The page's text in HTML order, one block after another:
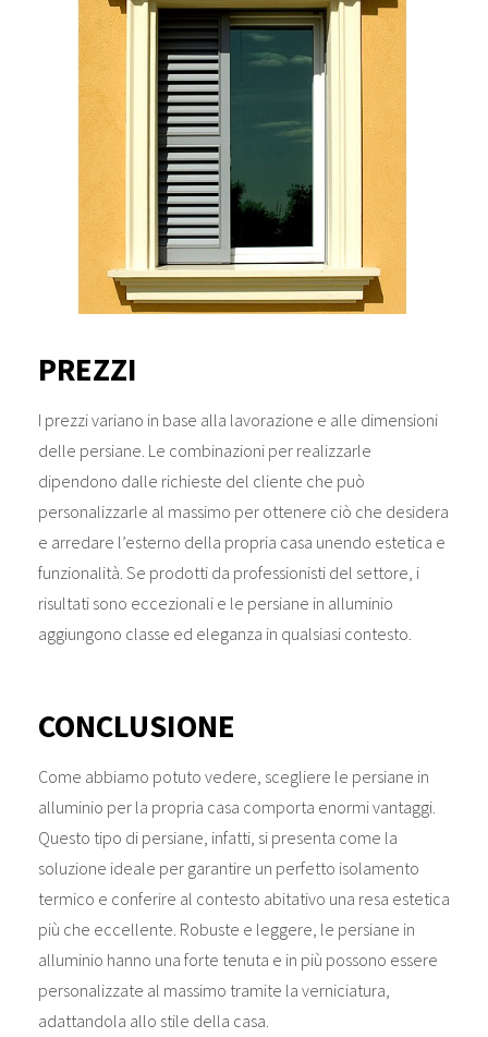
PREZZI
I prezzi variano in base alla lavorazione e alle dimensioni
delle persiane. Le combinazioni per realizzarle
dipendono dalle richieste del cliente che può
personalizzarle al massimo per ottenere ciò che desidera
e arredare l’esterno della propria casa unendo estetica e
funzionalità. Se prodotti da professionisti del settore, i
risultati sono eccezionali e le persiane in alluminio
aggiungono classe ed eleganza in qualsiasi contesto.
CONCLUSIONE
Come abbiamo potuto vedere, scegliere le persiane in
alluminio per la propria casa comporta enormi vantaggi.
Questo tipo di persiane, infatti, si presenta come la
soluzione ideale per garantire un perfetto isolamento
termico e conferire al contesto abitativo una resa estetica
più che eccellente. Robuste e leggere, le persiane in
alluminio hanno una forte tenuta e in più possono essere
personalizzate al massimo tramite la verniciatura,
adattandola allo stile della casa.